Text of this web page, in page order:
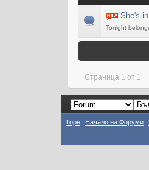
She's
Tonight
Страница 1 от 1
Горе Начало на Форуми